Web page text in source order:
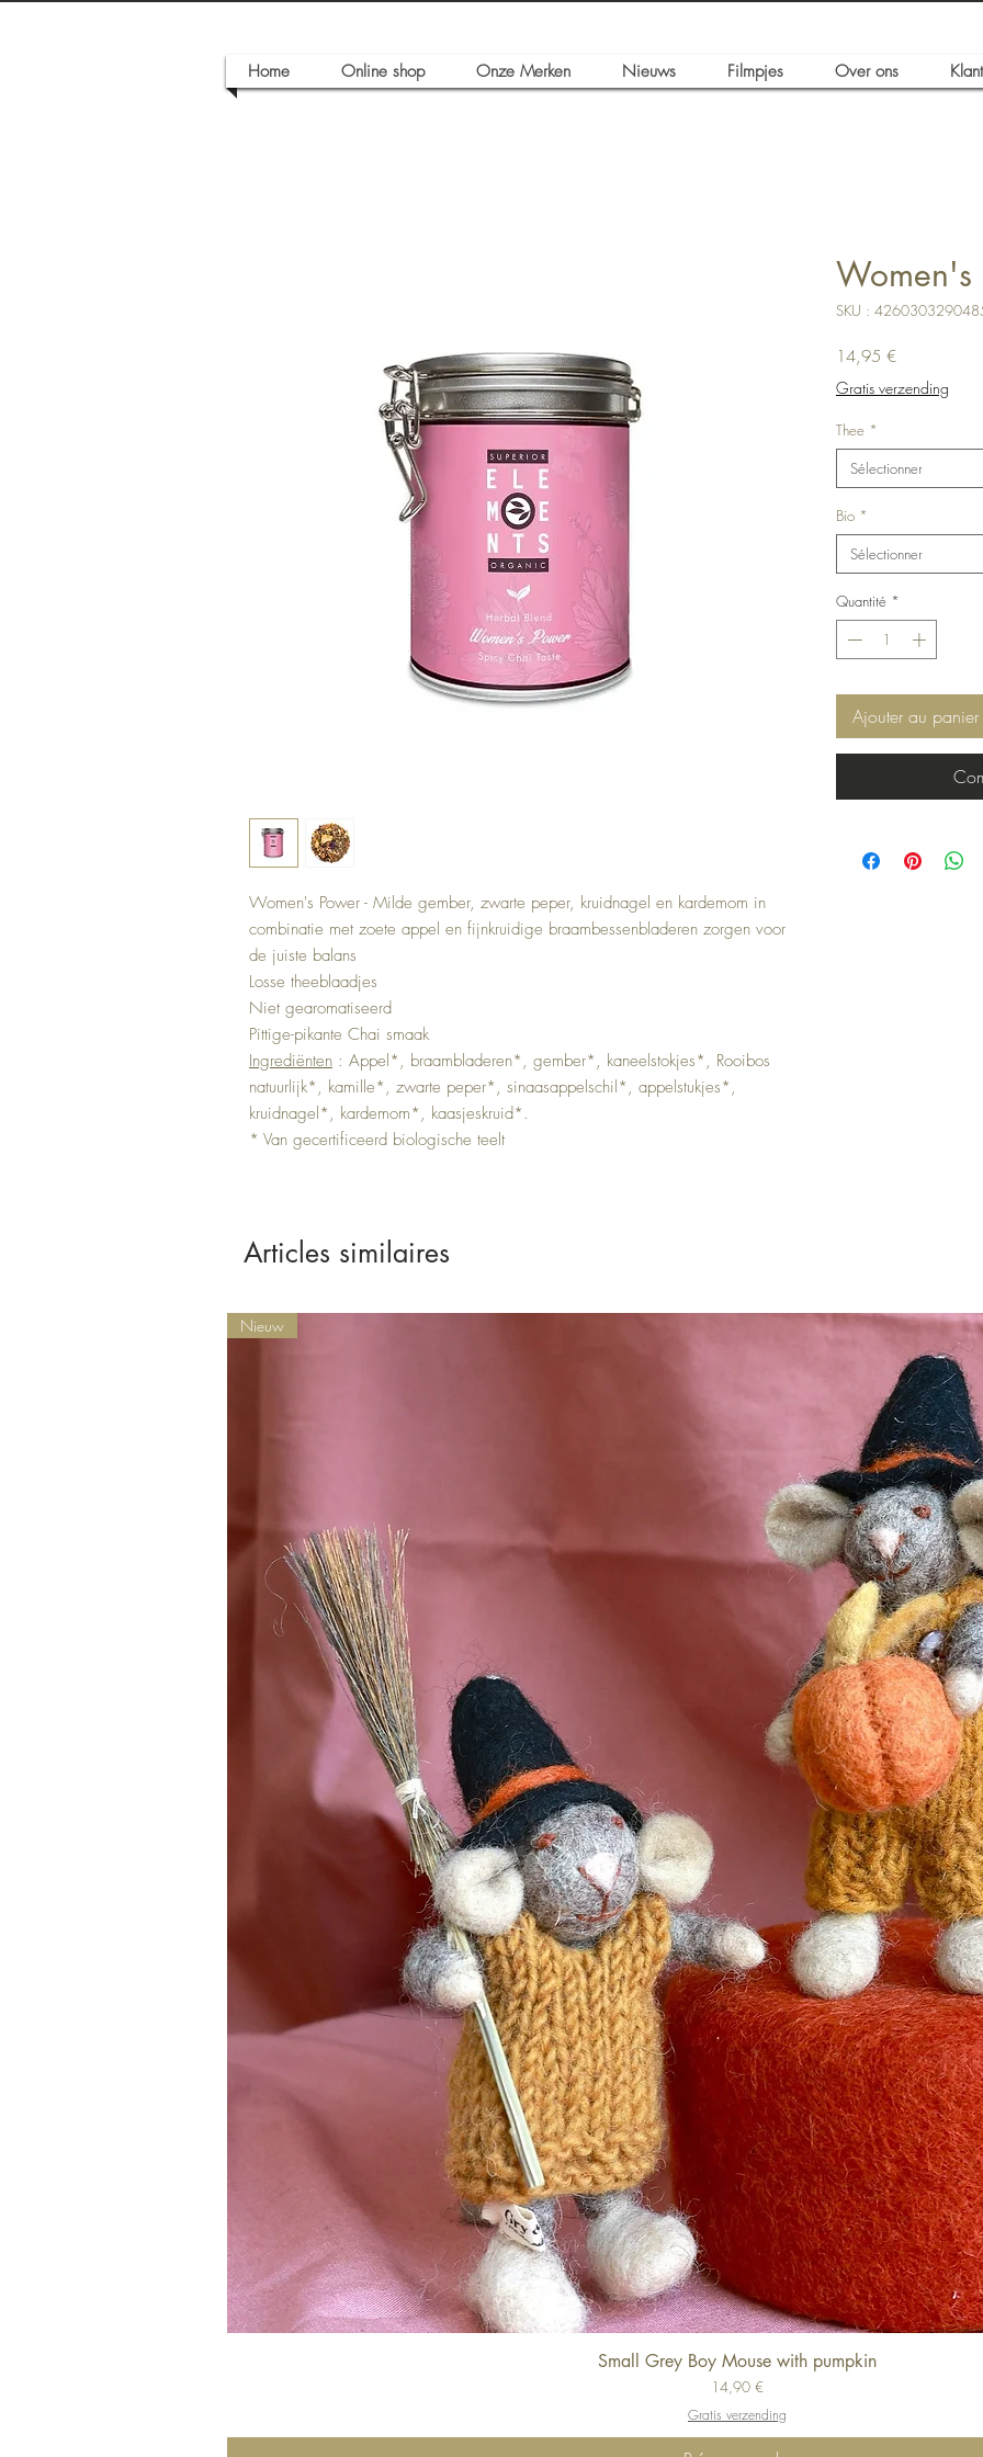
Home
Online shop Onze Merken Nieuws Filmpjes Over ons
Women's Power - Milde gember, zwarte peper, kruidnagel en kardemom in
combinatie met zoete appel en fijnkruidige braambessenbladeren zorgen voor
de juiste balans
Losse theeblaadjes
Niet gearomatiseerd
Pittige-pikante Chai smaak
Ingrediënten : Appel*, braambladeren*, gember*, kaneelstokjes*, Rooibos
natuurlijk*, kamille*, zwarte peper*, sinaasappelschil*, appelstukjes*,
kruidnagel*, kardemom*, kaasjeskruid*.
* Van gecertificeerd biologische teelt
Women's
SKU :
14,95 €Prix
Gratis verzending
Thee *
Sélectionner
Bio *
Sélectionner
Quantité *
Ajouter au panier
Articles similaires
Aperçu rapide
Nieuw
Small Grey Boy Mouse with pumpkin
Prix
14,90 €
Gratis verzending